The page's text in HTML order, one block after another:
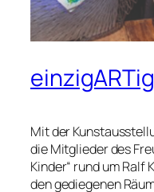
Mit der
die Mitglieder des
Kinder“ rund um
den gediegenen